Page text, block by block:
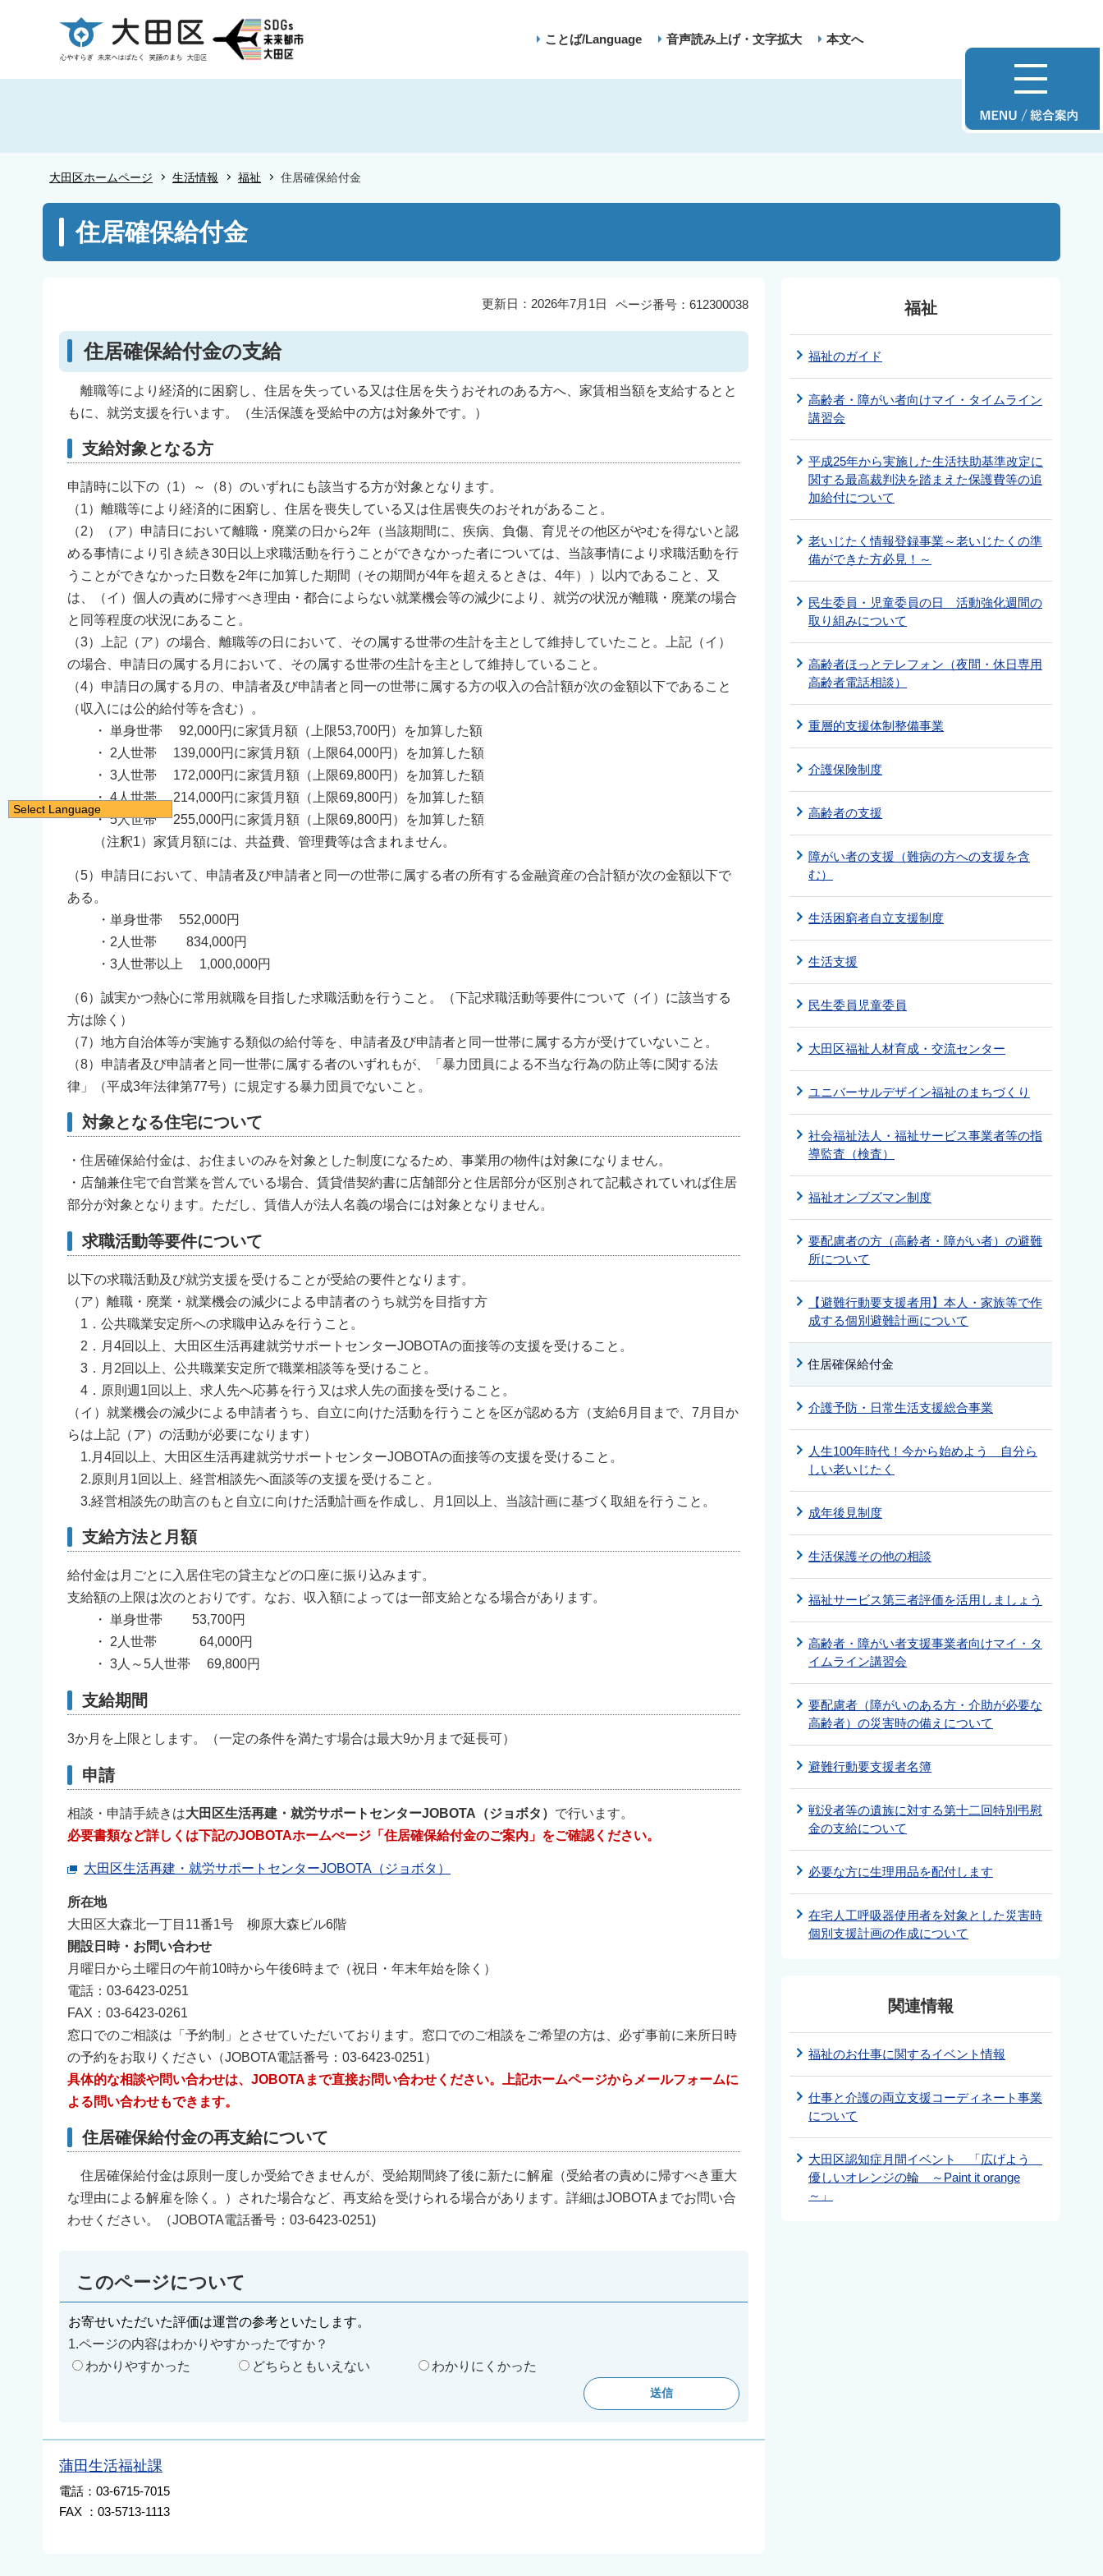
ー
ことば/Language 音声読み上げ・文字拡大 本文へ
大田区ホームページ 生活情報 福祉 住居確保給付金
こ
住居確保給付金
ページ番号：612300038
更新日：2026年7月1日
住居確保給付金の支給
離職等により経済的に困窮し、住居を失っている又は住居を失うおそれのある方へ、家賃相当額を支給するとと
もに、就労支援を行います。（生活保護を受給中の方は対象外です。）
支給対象となる方
申請時に以下の（1）～（8）のいずれにも該当する方が対象となります。
（1）離職等により経済的に困窮し、住居を喪失している又は住居喪失のおそれがあること。
（2）（ア）申請日において離職・廃業の日から2年（当該期間に、疾病、負傷、育児その他区がやむを得ないと認
める事情により引き続き30日以上求職活動を行うことができなかった者については、当該事情により求職活動を行
うことができなかった日数を2年に加算した期間（その期間が4年を超えるときは、4年））以内であること、又
は、（イ）個人の責めに帰すべき理由・都合によらない就業機会等の減少により、就労の状況が離職・廃業の場合
と同等程度の状況にあること。
（3）上記（ア）の場合、離職等の日において、その属する世帯の生計を主として維持していたこと。上記（イ）
の場合、申請日の属する月において、その属する世帯の生計を主として維持していること。
（4）申請日の属する月の、申請者及び申請者と同一の世帯に属する方の収入の合計額が次の金額以下であること
（収入には公的給付等を含む）。
・ 単身世帯 92,000円に家賃月額（上限53,700円）を加算した額
・ 2人世帯 139,000円に家賃月額（上限64,000円）を加算した額
・ 3人世帯 172,000円に家賃月額（上限69,800円）を加算した額
・ 4人世帯 214,000円に家賃月額（上限69,800円）を加算した額
・ 5人世帯 255,000円に家賃月額（上限69,800円）を加算した額
（注釈1）家賃月額には、共益費、管理費等は含まれません。
（5）申請日において、申請者及び申請者と同一の世帯に属する者の所有する金融資産の合計額が次の金額以下で
ある。
・単身世帯 552,000円
・2人世帯 834,000円
・3人世帯以上 1,000,000円
（6）誠実かつ熱心に常用就職を目指した求職活動を行うこと。（下記求職活動等要件について（イ）に該当する
方は除く）
（7）地方自治体等が実施する類似の給付等を、申請者及び申請者と同一世帯に属する方が受けていないこと。
（8）申請者及び申請者と同一世帯に属する者のいずれもが、「暴力団員による不当な行為の防止等に関する法
律」（平成3年法律第77号）に規定する暴力団員でないこと。
対象となる住宅について
・住居確保給付金は、お住まいのみを対象とした制度になるため、事業用の物件は対象になりません。
・店舗兼住宅で自営業を営んでいる場合、賃貸借契約書に店舗部分と住居部分が区別されて記載されていれば住居
部分が対象となります。ただし、賃借人が法人名義の場合には対象となりません。
求職活動等要件について
以下の求職活動及び就労支援を受けることが受給の要件となります。
（ア）離職・廃業・就業機会の減少による申請者のうち就労を目指す方
1．公共職業安定所への求職申込みを行うこと。
2．月4回以上、大田区生活再建就労サポートセンターJOBOTAの面接等の支援を受けること。
3．月2回以上、公共職業安定所で職業相談等を受けること。
4．原則週1回以上、求人先へ応募を行う又は求人先の面接を受けること。
（イ）就業機会の減少による申請者うち、自立に向けた活動を行うことを区が認める方（支給6月目まで、7月目か
らは上記（ア）の活動が必要になります）
1.月4回以上、大田区生活再建就労サポートセンターJOBOTAの面接等の支援を受けること。
2.原則月1回以上、経営相談先へ面談等の支援を受けること。
3.経営相談先の助言のもと自立に向けた活動計画を作成し、月1回以上、当該計画に基づく取組を行うこと。
支給方法と月額
給付金は月ごとに入居住宅の貸主などの口座に振り込みます。
支給額の上限は次のとおりです。なお、収入額によっては一部支給となる場合があります。
・ 単身世帯 53,700円
・ 2人世帯 64,000円
・ 3人～5人世帯 69,800円
支給期間
3か月を上限とします。（一定の条件を満たす場合は最大9か月まで延長可）
申請
相談・申請手続きは大田区生活再建・就労サポートセンターJOBOTA（ジョボタ） で行います。
必要書類など詳しくは下記のJOBOTAホームぺージ「住居確保給付金のご案内」 をご確認ください。
大田区生活再建・就労サポートセンターJOBOTA（ジョボタ）
所在地
大田区大森北一丁目11番1号 柳原大森ビル6階
開設日時・お問い合わせ
月曜日から土曜日の午前10時から午後6時まで（祝日・年末年始を除く）
電話：03-6423-0251
FAX：03-6423-0261
窓口でのご相談は「予約制」とさせていただいております。窓口でのご相談をご希望の方は、必ず事前に来所日時
の予約をお取りください（JOBOTA電話番号：03-6423-0251）
具体的な相談や問い合わせは、JOBOTAまで直接お問い合わせください。上記ホームページからメールフォームに
よる問い合わせもできます。
住居確保給付金の再支給について
住居確保給付金は原則一度しか受給できませんが、受給期間終了後に新たに解雇（受給者の責めに帰すべき重大
な理由による解雇を除く。）された場合など、再支給を受けられる場合があります。詳細はJOBOTAまでお問い合
わせください。（JOBOTA電話番号：03-6423-0251)
このページについて
お寄せいただいた評価は運営の参考といたします。
1.ページの内容はわかりやすかったですか？
わかりやすかった
どちらともいえない わかりにくかった
蒲田生活福祉課
電話：03-6715-7015
FAX ：03-5713-1113
福祉
福祉のガイド
高齢者・障がい者向けマイ・タイムライン
講習会
平成25年から実施した生活扶助基準改定に
関する最高裁判決を踏まえた保護費等の追
加給付について
老いじたく情報登録事業～老いじたくの準
備ができた方必見！～
民生委員・児童委員の日 活動強化週間の
取り組みについて
高齢者ほっとテレフォン（夜間・休日専用
高齢者電話相談）
重層的支援体制整備事業
介護保険制度
高齢者の支援
障がい者の支援（難病の方への支援を含
む）
生活困窮者自立支援制度
生活支援
民生委員児童委員
大田区福祉人材育成・交流センター
ユニバーサルデザイン福祉のまちづくり
社会福祉法人・福祉サービス事業者等の指
導監査（検査）
福祉オンブズマン制度
要配慮者の方（高齢者・障がい者）の避難
所について
【避難行動要支援者用】本人・家族等で作
成する個別避難計画について
住居確保給付金
介護予防・日常生活支援総合事業
人生100年時代！今から始めよう 自分ら
しい老いじたく
成年後見制度
生活保護その他の相談
福祉サービス第三者評価を活用しましょう
高齢者・障がい者支援事業者向けマイ・タ
イムライン講習会
要配慮者（障がいのある方・介助が必要な
高齢者）の災害時の備えについて
避難行動要支援者名簿
戦没者等の遺族に対する第十二回特別弔慰
金の支給について
必要な方に生理用品を配付します
在宅人工呼吸器使用者を対象とした災害時
個別支援計画の作成について
関連情報
福祉のお仕事に関するイベント情報
仕事と介護の両立支援コーディネート事業
について
大田区認知症月間イベント 「広げよう
優しいオレンジの輪 ～Paint it orange
～」
Select Language